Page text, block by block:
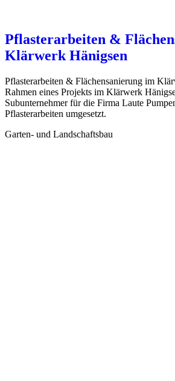
Pflasterarbeiten &
Klärwerk Hänigsen
Pflasterarbeiten & Flächensanierung im
Rahmen eines Projekts im Klärwerk
Subunternehmer für die Firma Laute
Pflasterarbeiten umgesetzt.
Garten- und Landschaftsbau